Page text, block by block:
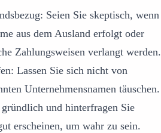
Seien Sie skeptisch, wenn
aus dem Ausland erfolgt oder
Zahlungsweisen verlangt werden.
Lassen Sie sich nicht von
Unternehmensnamen täuschen.
und hinterfragen Sie
erscheinen, um wahr zu sein.